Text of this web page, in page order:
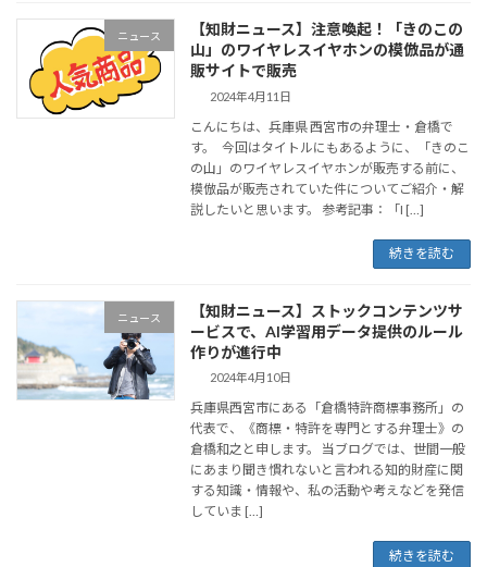
ニュース
【知財ニュース】注意喚起！「きのこの
山」のワイヤレスイヤホンの模倣品が通
販サイトで販売
2024年4月11日
こんにちは、兵庫県 西宮市の弁理士・倉橋で
す。 今回はタイトルにもあるように、「きのこ
の山」のワイヤレスイヤホンが販売する前に、
模倣品が販売されていた件についてご紹介・解
説したいと思います。 参考記事：「I […]
続きを読む
ニュース
【知財ニュース】ストックコンテンツサ
ービスで、AI学習用データ提供のルール
作りが進行中
2024年4月10日
兵庫県西宮市にある「倉橋特許商標事務所」の
代表で、《商標・特許を専門とする弁理士》の
倉橋和之と申します。 当ブログでは、世間一般
にあまり聞き慣れないと言われる知的財産に関
する知識・情報や、私の活動や考えなどを発信
していま […]
続きを読む